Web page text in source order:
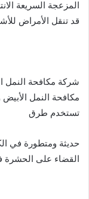
المزعجة السريعة
قد تنقل الأمراض
شركة مكافحة النمل
مكافحة النمل
تستخدم طرق
حديثة ومتطورة في
القضاء على الحشرة